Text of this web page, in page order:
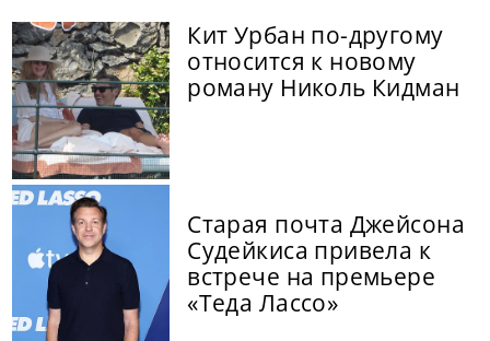
Кит Урбан по-другому
относится к новому
роману Николь Кидман
Старая почта Джейсона
Судейкиса привела к
встрече на премьере
«Теда Лассо»